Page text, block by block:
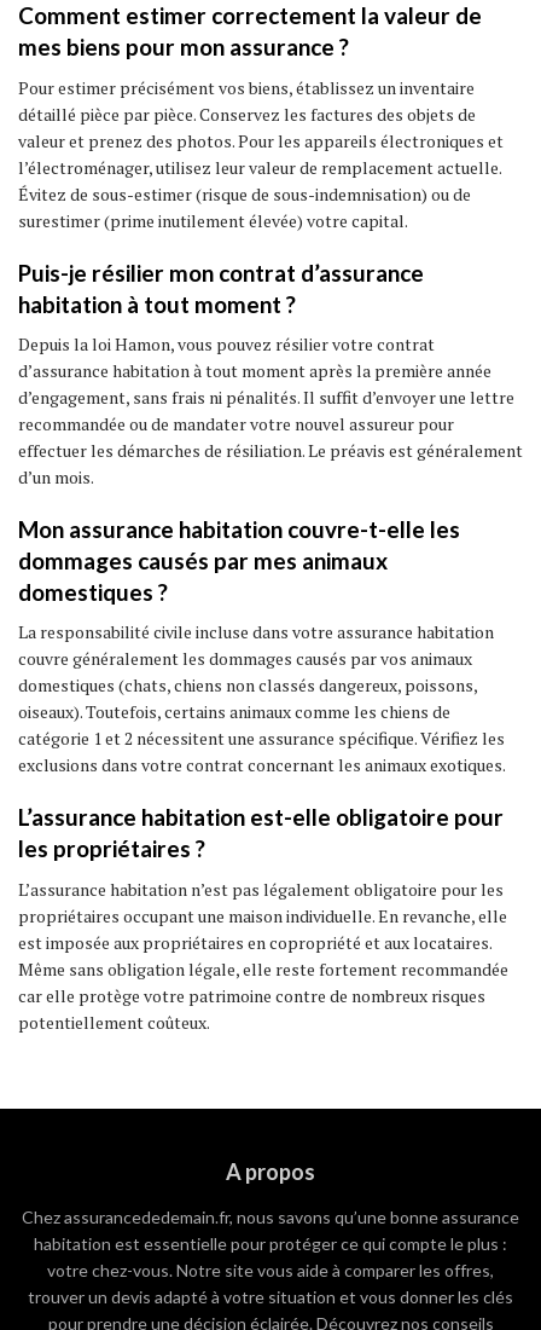
Comment estimer correctement la valeur de
mes biens pour mon assurance ?
Pour estimer précisément vos biens, établissez un inventaire
détaillé pièce par pièce. Conservez les factures des objets de
valeur et prenez des photos. Pour les appareils électroniques et
l’électroménager, utilisez leur valeur de remplacement actuelle.
Évitez de sous-estimer (risque de sous-indemnisation) ou de
surestimer (prime inutilement élevée) votre capital.
Puis-je résilier mon contrat d’assurance
habitation à tout moment ?
Depuis la loi Hamon, vous pouvez résilier votre contrat
d’assurance habitation à tout moment après la première année
d’engagement, sans frais ni pénalités. Il suffit d’envoyer une lettre
recommandée ou de mandater votre nouvel assureur pour
effectuer les démarches de résiliation. Le préavis est généralement
d’un mois.
Mon assurance habitation couvre-t-elle les
dommages causés par mes animaux
domestiques ?
La responsabilité civile incluse dans votre assurance habitation
couvre généralement les dommages causés par vos animaux
domestiques (chats, chiens non classés dangereux, poissons,
oiseaux). Toutefois, certains animaux comme les chiens de
catégorie 1 et 2 nécessitent une assurance spécifique. Vérifiez les
exclusions dans votre contrat concernant les animaux exotiques.
L’assurance habitation est-elle obligatoire pour
les propriétaires ?
L’assurance habitation n’est pas légalement obligatoire pour les
propriétaires occupant une maison individuelle. En revanche, elle
est imposée aux propriétaires en copropriété et aux locataires.
Même sans obligation légale, elle reste fortement recommandée
car elle protège votre patrimoine contre de nombreux risques
potentiellement coûteux.
A propos
Chez assurancededemain.fr, nous savons qu’une bonne assurance
habitation est essentielle pour protéger ce qui compte le plus :
votre chez-vous. Notre site vous aide à comparer les offres,
trouver un devis adapté à votre situation et vous donner les clés
pour prendre une décision éclairée. Découvrez nos conseils